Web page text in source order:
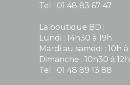
Tel : 01 48 83 67 47
La boutique BD :
Lundi : 14h30 à 19h
Mardi au samedi : 10h à
Dimanche : 10h30 à
Tel : 01 48 89 13 88